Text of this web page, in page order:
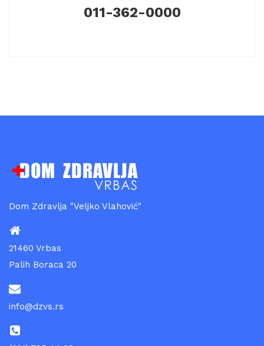
011-362-0000
Dom Zdravlja "Veljko Vlahović"
21460 Vrbas
Palih Boraca 20
info@dzvs.rs